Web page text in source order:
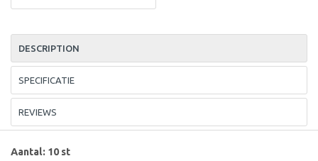
DESCRIPTION
SPECIFICATIE
REVIEWS
Aantal: 10 st